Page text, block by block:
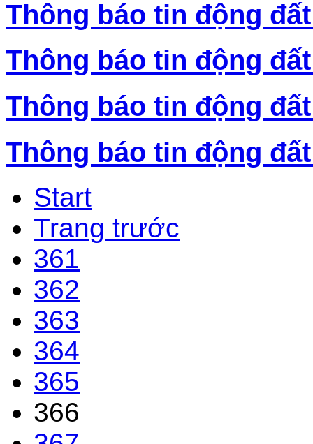
Thông báo tin động
Thông báo tin động
Thông báo tin động
Thông báo tin động
Start
Trang trước
361
362
363
364
365
366